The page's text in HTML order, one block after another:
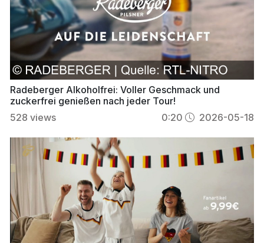
Radeberger Alkoholfrei: Voller Geschmack und
zuckerfrei genießen nach jeder Tour!
528 views 0:20 2026-05-18